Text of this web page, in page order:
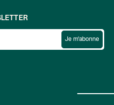
Je m'abonne